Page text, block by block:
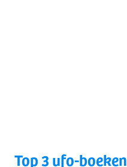
Top 3 ufo-boeken